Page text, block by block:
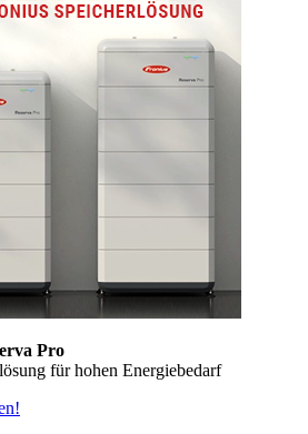
Pro
für hohen Energiebedarf